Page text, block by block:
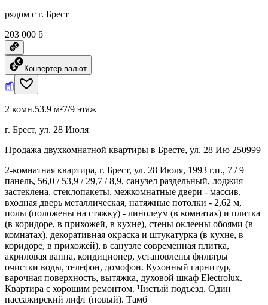
рядом с г. Брест
203 000 ƃ
Конвертер валют
2 комн.53.9 м²7/9 этаж
г. Брест, ул. 28 Июля
Продажа двухкомнатной квартиры в Бресте, ул. 28 Ию 250999
2-комнатная квартира, г. Брест, ул. 28 Июля, 1993 г.п., 7 / 9
панель, 56,0 / 53,9 / 29,7 / 8,9, санузел раздельный, лоджия
застеклена, стеклопакеты, межкомнатные двери - массив,
входная дверь металлическая, натяжные потолки - 2,62 м,
полы (положены на стяжку) - линолеум (в комнатах) и плитка
(в коридоре, в прихожей, в кухне), стены оклеены обоями (в
комнатах), декоративная окраска и штукатурка (в кухне, в
коридоре, в прихожей), в санузле современная плитка,
акриловая ванна, кондиционер, установлены фильтры
очистки воды, телефон, домофон. Кухонный гарнитур,
варочная поверхность, вытяжка, духовой шкаф Electrolux.
Квартира с хорошим ремонтом. Чистый подъезд. Один
пассажирский лифт (новый). Тамб